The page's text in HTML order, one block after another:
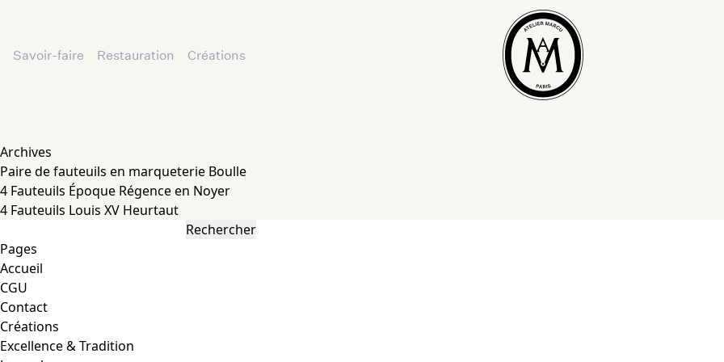
Savoir-faire Restauration Créations
Archives
Paire de fauteuils en marqueterie Boulle
4 Fauteuils Époque Régence en Noyer
4 Fauteuils Louis XV Heurtaut
Pages
Accueil
CGU
Contact
Créations
Excellence & Tradition